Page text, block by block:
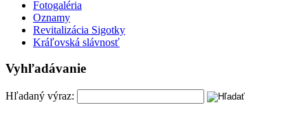
Fotogaléria
Oznamy
Revitalizácia Sigotky
Kráľovská slávnosť
Vyhľadávanie
Hľadaný výraz: